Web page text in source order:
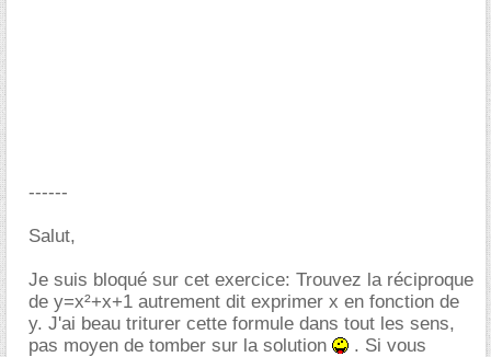
------
Salut,
Je suis bloqué sur cet exercice: Trouvez la réciproque
de y=x²+x+1 autrement dit exprimer x en fonction de
y. J'ai beau triturer cette formule dans tout les sens,
pas moyen de tomber sur la solution
. Si vous